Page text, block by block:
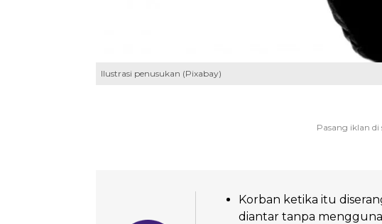
Ilustrasi penusukan (Pixabay)
Korban ketika itu
diantar tanpa